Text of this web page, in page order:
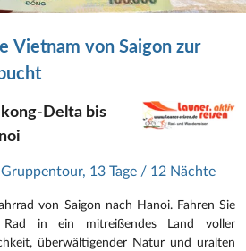
von Saigon zur
Delta bis
, 13 Tage / 12 Nächte
von Saigon nach Hanoi. Fahren Sie
in ein mitreißendes Land voller
überwältigender Natur und uralten